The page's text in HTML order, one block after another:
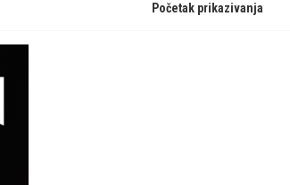
Početak prikazivanja